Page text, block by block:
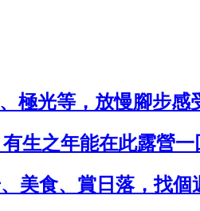
極光等，放慢腳步感
生之年能在此露營一
美食、賞日落，找個